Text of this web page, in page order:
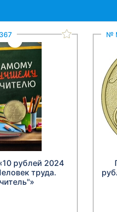
рублей 2024
труда.
№